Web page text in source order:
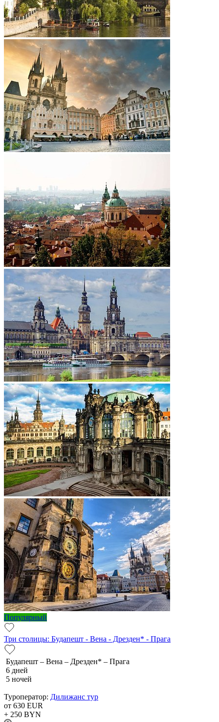
Популярный
Три столицы: Будапешт - Вена - Дрезден* - Прага
Будапешт – Вена – Дрезден* – Прага
6 дней
5 ночей
Туроператор: Дилижанс тур
от 630 EUR
+ 250 BYN